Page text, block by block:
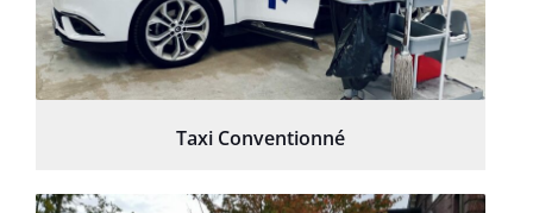
Taxi Conventionné